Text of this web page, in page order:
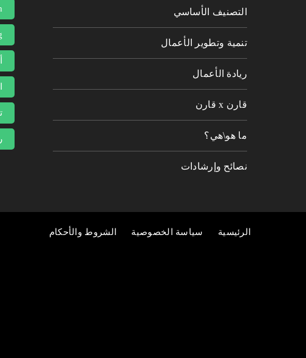
التصنيف الأساسي
تنمية وتطوير الأعمال
ريادة الأعمال
قارن x قارن
ما هو\هي؟
نصائح وإرشادات
الرئيسية سياسة الخصوصية الشروط والأحكام